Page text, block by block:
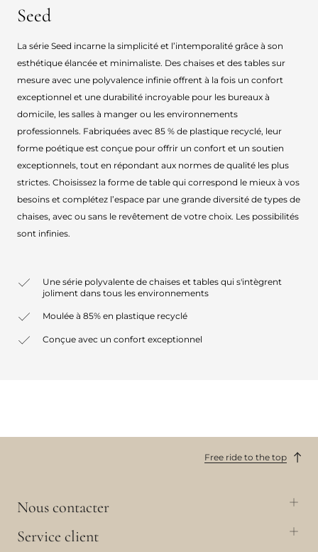
Seed
La série Seed incarne la simplicité et l’intemporalité grâce à son
esthétique élancée et minimaliste. Des chaises et des tables sur
mesure avec une polyvalence infinie offrent à la fois un confort
exceptionnel et une durabilité incroyable pour les bureaux à
domicile, les salles à manger ou les environnements
professionnels. Fabriquées avec 85 % de plastique recyclé, leur
forme poétique est conçue pour offrir un confort et un soutien
exceptionnels, tout en répondant aux normes de qualité les plus
strictes. Choisissez la forme de table qui correspond le mieux à vos
besoins et complétez l’espace par une grande diversité de types de
chaises, avec ou sans le revêtement de votre choix. Les possibilités
sont infinies.
Une série polyvalente de chaises et tables qui s'intègrent
joliment dans tous les environnements
Moulée à 85% en plastique recyclé
Conçue avec un confort exceptionnel
Free ride to the top
Nous contacter
Service client